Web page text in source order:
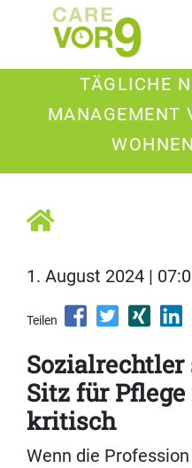
TÄGLICHE
MANAGEMENT
1. August 2024 |
Teilen
Sitz für
kritisch
Wenn die